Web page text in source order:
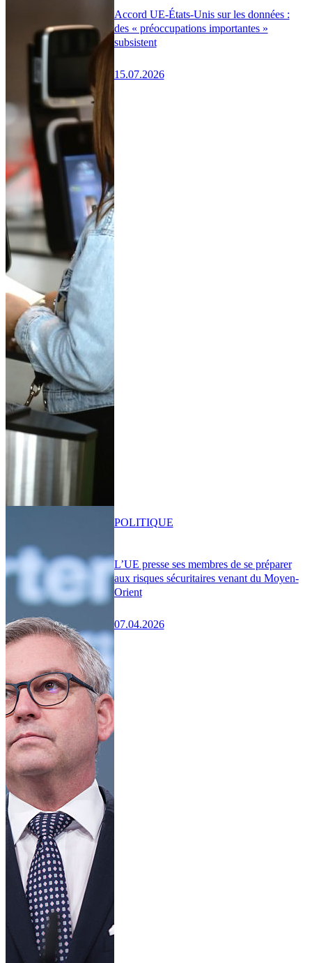
Accord UE-États-Unis sur les données :
des « préoccupations importantes »
subsistent
15.07.2026
L’UE presse ses membres de se préparer
aux risques sécuritaires venant du Moyen-
Orient
07.04.2026
POLITIQUE